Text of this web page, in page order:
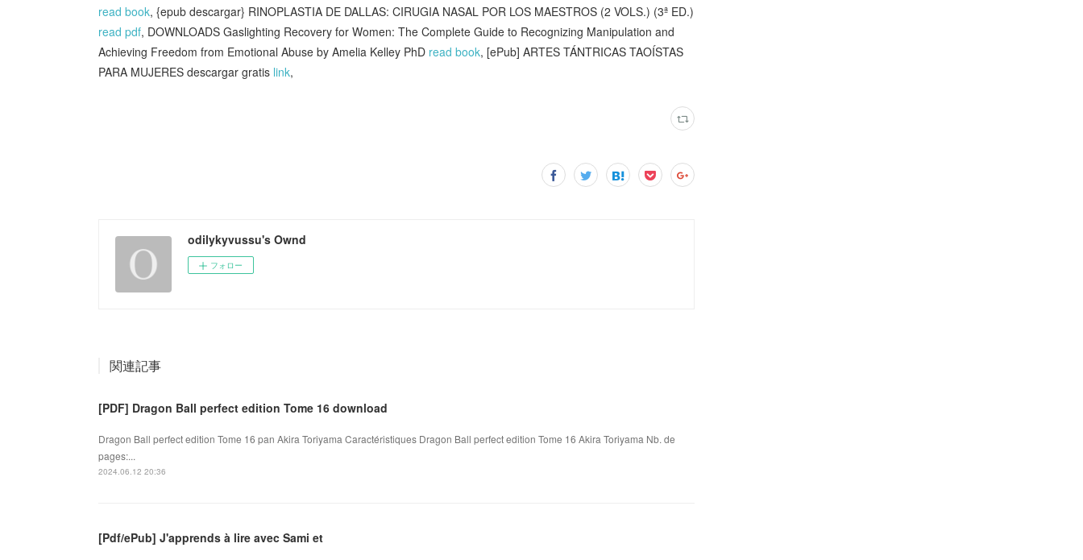
read book, {epub descargar} RINOPLASTIA DE DALLAS: CIRUGIA NASAL POR LOS MAESTROS (2 VOLS.) (3ª ED.)
read pdf, DOWNLOADS Gaslighting Recovery for Women: The Complete Guide to Recognizing Manipulation and
Achieving Freedom from Emotional Abuse by Amelia Kelley PhD read book, [ePub] ARTES TÁNTRICAS TAOÍSTAS
PARA MUJERES descargar gratis link,
odilykyvussu's Ownd
フォロー
関連記事
[PDF] Dragon Ball perfect edition Tome 16 download
Dragon Ball perfect edition Tome 16 pan Akira Toriyama Caractéristiques Dragon Ball perfect edition Tome 16 Akira Toriyama Nb. de
pages:...
2024.06.12 20:36
[Pdf/ePub] J'apprends à lire avec Sami et